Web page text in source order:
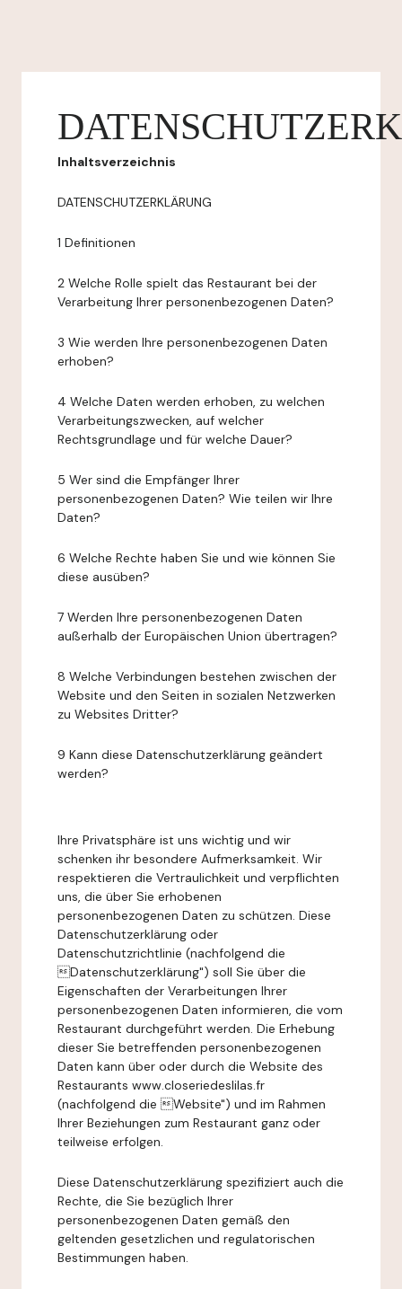
Inhaltsverzeichnis
DATENSCHUTZERKLÄRUNG
1 Definitionen
2 Welche Rolle spielt das Restaurant bei der
Verarbeitung Ihrer personenbezogenen Daten?
3 Wie werden Ihre personenbezogenen Daten
erhoben?
4 Welche Daten werden erhoben, zu welchen
Verarbeitungszwecken, auf welcher
Rechtsgrundlage und für welche Dauer?
5 Wer sind die Empfänger Ihrer
personenbezogenen Daten? Wie teilen wir Ihre
Daten?
6 Welche Rechte haben Sie und wie können Sie
diese ausüben?
7 Werden Ihre personenbezogenen Daten
außerhalb der Europäischen Union übertragen?
8 Welche Verbindungen bestehen zwischen der
Website und den Seiten in sozialen Netzwerken
zu Websites Dritter?
9 Kann diese Datenschutzerklärung geändert
werden?
Ihre Privatsphäre ist uns wichtig und wir
schenken ihr besondere Aufmerksamkeit. Wir
respektieren die Vertraulichkeit und verpflichten
uns, die über Sie erhobenen
personenbezogenen Daten zu schützen. Diese
Datenschutzerklärung oder
Datenschutzrichtlinie (nachfolgend die
Datenschutzerklärung") soll Sie über die
Eigenschaften der Verarbeitungen Ihrer
personenbezogenen Daten informieren, die vom
Restaurant durchgeführt werden. Die Erhebung
dieser Sie betreffenden personenbezogenen
Daten kann über oder durch die Website des
Restaurants www.closeriedeslilas.fr
(nachfolgend die Website") und im Rahmen
Ihrer Beziehungen zum Restaurant ganz oder
teilweise erfolgen.
Diese Datenschutzerklärung spezifiziert auch die
Rechte, die Sie bezüglich Ihrer
personenbezogenen Daten gemäß den
geltenden gesetzlichen und regulatorischen
Bestimmungen haben.